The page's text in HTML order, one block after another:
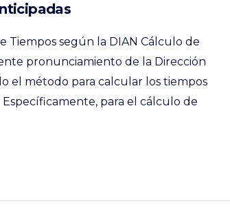
Tiempos según la DIAN Cálculo de
pronunciamiento de la Dirección
el método para calcular los tiempos
para el cálculo de